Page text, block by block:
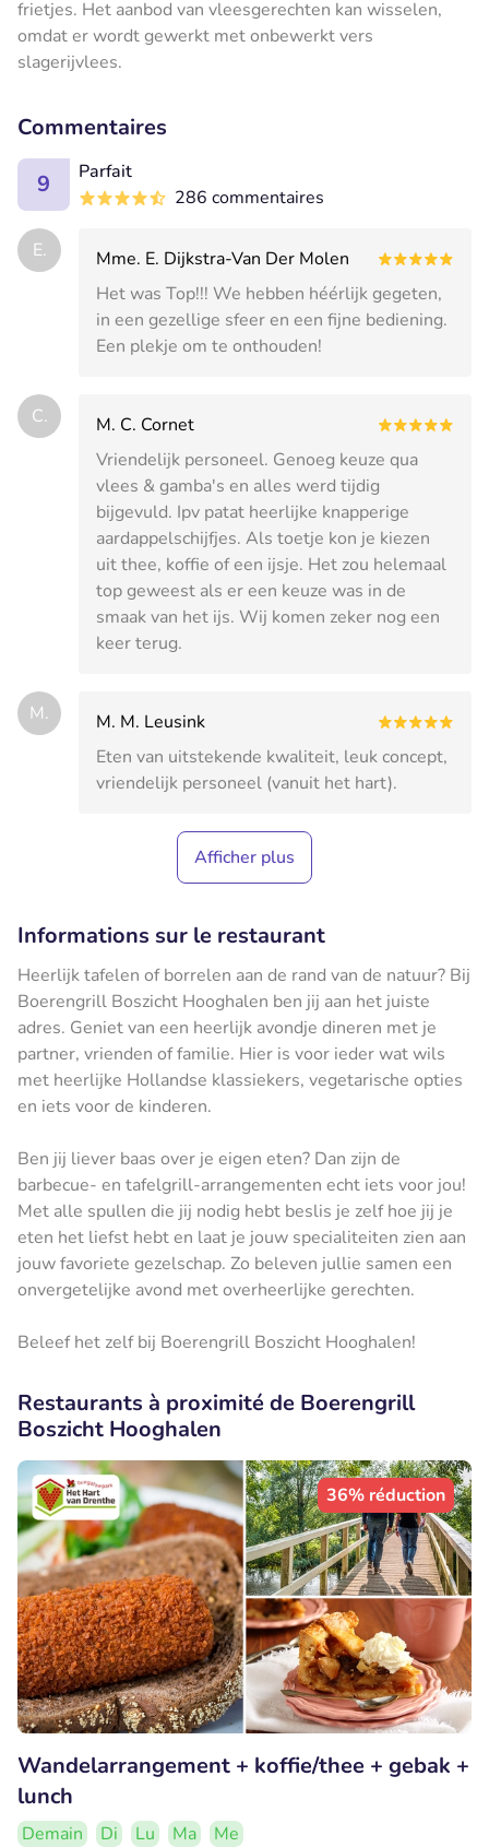
frietjes. Het aanbod van vleesgerechten kan wisselen,
omdat er wordt gewerkt met onbewerkt vers
slagerijvlees.
Commentaires
9
Parfait
286 commentaires
E.
Mme. E. Dijkstra-Van Der Molen
Het was Top!!! We hebben héérlijk gegeten,
in een gezellige sfeer en een fijne bediening.
Een plekje om te onthouden!
C.
M. C. Cornet
Vriendelijk personeel. Genoeg keuze qua
vlees & gamba's en alles werd tijdig
bijgevuld. Ipv patat heerlijke knapperige
aardappelschijfjes. Als toetje kon je kiezen
uit thee, koffie of een ijsje. Het zou helemaal
top geweest als er een keuze was in de
smaak van het ijs. Wij komen zeker nog een
keer terug.
M.
M. M. Leusink
Eten van uitstekende kwaliteit, leuk concept,
vriendelijk personeel (vanuit het hart).
Afficher plus
Informations sur le restaurant
Heerlijk tafelen of borrelen aan de rand van de natuur? Bij
Boerengrill Boszicht Hooghalen ben jij aan het juiste
adres. Geniet van een heerlijk avondje dineren met je
partner, vrienden of familie. Hier is voor ieder wat wils
met heerlijke Hollandse klassiekers, vegetarische opties
en iets voor de kinderen.
Ben jij liever baas over je eigen eten? Dan zijn de
barbecue- en tafelgrill-arrangementen echt iets voor jou!
Met alle spullen die jij nodig hebt beslis je zelf hoe jij je
eten het liefst hebt en laat je jouw specialiteiten zien aan
jouw favoriete gezelschap. Zo beleven jullie samen een
onvergetelijke avond met overheerlijke gerechten.
Beleef het zelf bij Boerengrill Boszicht Hooghalen!
Restaurants à proximité de Boerengrill
Boszicht Hooghalen
36% réduction
Wandelarrangement + koffie/thee + gebak +
lunch
Demain Di Lu Ma
Me